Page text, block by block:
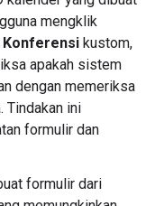
mengklik
Konferensi kustom,
apakah sistem
dengan memeriksa
Tindakan ini
formulir dan
formulir dari